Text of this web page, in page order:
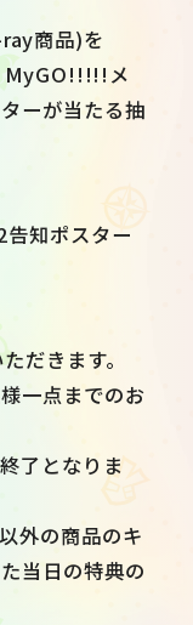
商品)を
MyGO!!!!!メ
ーが当たる抽
知ポスター
だきます。
一点までのお
了となりま
外の商品のキ
当日の特典の